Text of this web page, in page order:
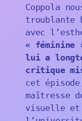
Coppola
troublante
avec
«
lui a
critique
cet
maîtresse
visuelle et